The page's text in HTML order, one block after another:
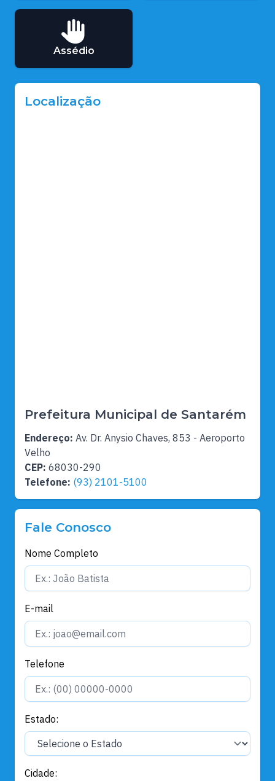
Assédio
Localização
Prefeitura Municipal de Santarém
Endereço: Av. Dr. Anysio Chaves, 853 - Aeroporto
Velho
CEP: 68030-290
Telefone: (93) 2101-5100
Fale Conosco
Nome Completo
E-mail
Telefone
Estado:
Cidade: